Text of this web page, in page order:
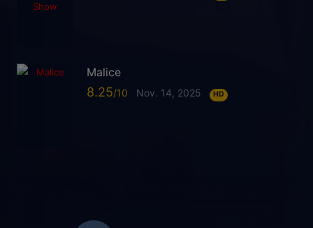
Malice
8.25 Nov. 14, 2025 HD